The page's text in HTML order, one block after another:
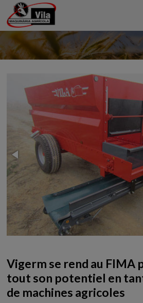
Vigerm se rend au
tout son potentiel en
de machines agricoles